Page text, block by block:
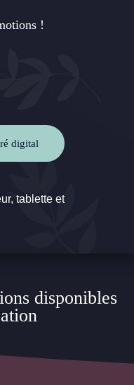
!
digital
tablette et
disponibles